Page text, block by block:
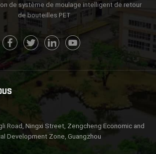
de système de moulage intelligent de retour
de bouteilles PET
Road, Ningxi Street, Zengcheng Economic and
Development Zone, Guangzhou